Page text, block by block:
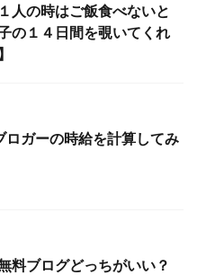
人の時はご飯食べないと
の１４日間を覗いてくれ
ロガーの時給を計算してみ
料ブログどっちがいい？